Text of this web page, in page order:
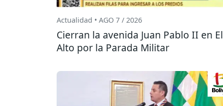
Actualidad • AGO 7 / 2026
Cierran la avenida Juan Pablo II en El
Alto por la Parada Militar